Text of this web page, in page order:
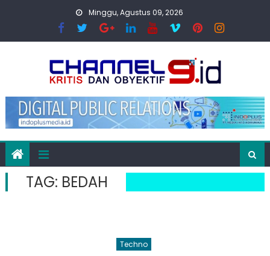
Minggu, Agustus 09, 2026
TAG: BEDAH
Techno